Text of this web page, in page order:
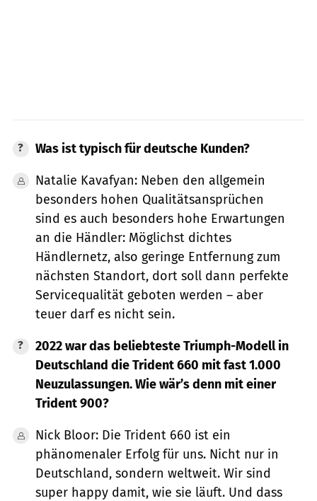
Was ist typisch für deutsche Kunden?
Natalie Kavafyan: Neben den allgemein
besonders hohen Qualitätsansprüchen
sind es auch besonders hohe Erwartungen
an die Händler: Möglichst dichtes
Händlernetz, also geringe Entfernung zum
nächsten Standort, dort soll dann perfekte
Servicequalität geboten werden – aber
teuer darf es nicht sein.
2022 war das beliebteste Triumph-Modell in
Deutschland die Trident 660 mit fast 1.000
Neuzulassungen. Wie wär’s denn mit einer
Trident 900?
Nick Bloor: Die Trident 660 ist ein
phänomenaler Erfolg für uns. Nicht nur in
Deutschland, sondern weltweit. Wir sind
super happy damit, wie sie läuft. Und dass